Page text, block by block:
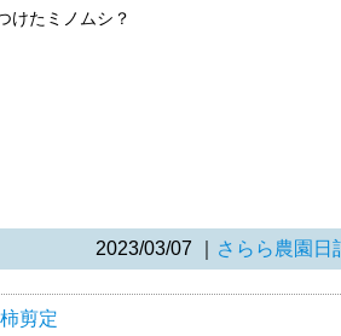
けたミノムシ？
2023/03/07 さらら農園日
剪定